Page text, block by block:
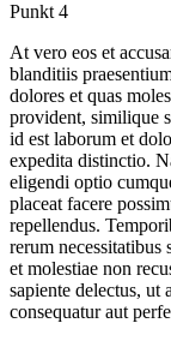
Punkt 4
At vero eos et
blanditiis
dolores et quas
provident, similique
id est laborum et
expedita distinctio.
eligendi optio
placeat facere
repellendus.
rerum necessitatibus
et molestiae non
sapiente delectus, ut
consequatur aut